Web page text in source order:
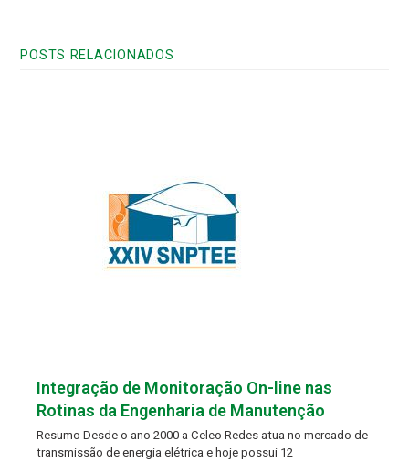
POSTS RELACIONADOS
Integração de Monitoração On-line nas
Rotinas da Engenharia de Manutenção
Resumo Desde o ano 2000 a Celeo Redes atua no mercado de
transmissão de energia elétrica e hoje possui 12